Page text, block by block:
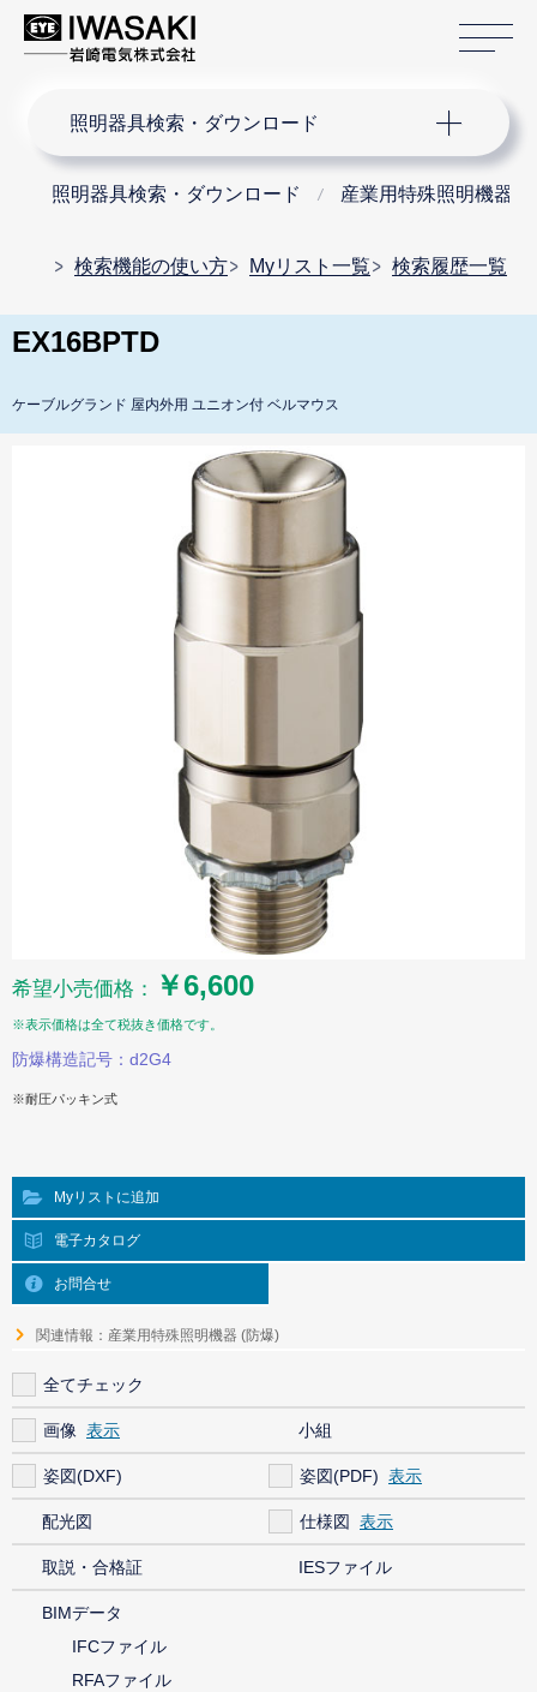
照明器具検索・ダウンロード
照明器具検索・ダウンロード 産業用特殊照明機器
検索機能の使い方 Myリスト一覧 検索履歴一覧
EX16BPTD
ケーブルグランド 屋内外用 ユニオン付 ベルマウス
希望小売価格： ￥6,600
※表示価格は全て税抜き価格です。
防爆構造記号：d2G4
※耐圧パッキン式
Myリストに追加
電子カタログ
お問合せ
関連情報：産業用特殊照明機器 (防爆)
全てチェック
画像 小組
姿図(DXF) 姿図(PDF)
配光図 仕様図
取説・合格証 IESファイル
BIMデータ
IFCファイル
RFAファイル